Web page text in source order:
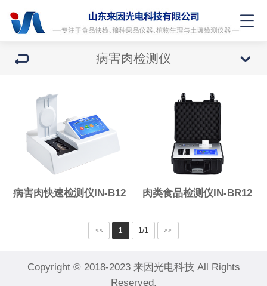
病害肉检测仪
病害肉快速检测仪IN-B12 肉类食品检测仪IN-BR12
<< 1 1/1 >>
Copyright © 2018-2023 来因光电科技 All Rights
Reserved.